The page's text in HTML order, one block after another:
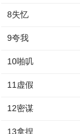
8失忆
9夸我
10啪叽
11虚假
12密谋
13拿捏